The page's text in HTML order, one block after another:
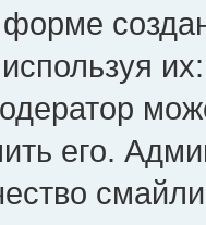
его.